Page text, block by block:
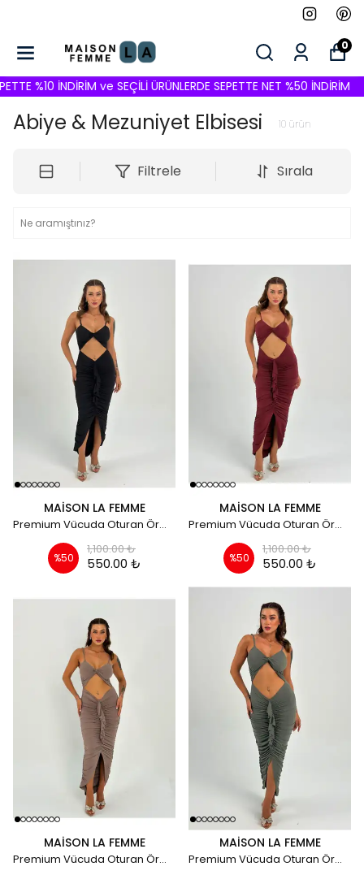
0
%10 İNDİRİM ve SEÇİLİ ÜRÜNLERDE SEPETTE NET %50 İNDİRİM
Abiye & Mezuniyet Elbisesi 10 ürün
Filtrele Sırala
MAISON LA FEMME
Premium Vücuda Oturan Örme Büzgülü Özel Dekolte Detaylı Abiye Elbise - siyah
%50
1,100.00 ₺
550.00 ₺
MAISON LA FEMME
Premium Vücuda Oturan Örme Büzgülü Özel Dekolte Detaylı Abiye Elbise - bordo
%50
1,100.00 ₺
550.00 ₺
MAISON LA FEMME
Premium Vücuda Oturan Örme Büzgülü Özel Dekolte Detaylı Abiye Elbise - kahve
MAISON LA FEMME
Premium Vücuda Oturan Örme Büzgülü Özel Dekolte Detaylı Abiye Elbise - Su yeşili